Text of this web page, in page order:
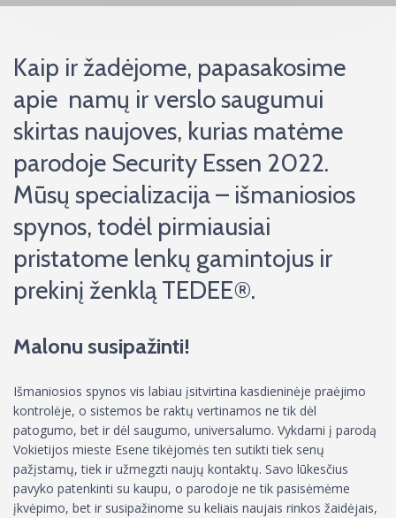
Kaip ir žadėjome, papasakosime
apie namų ir verslo saugumui
skirtas naujoves, kurias matėme
parodoje Security Essen 2022.
Mūsų specializacija – išmaniosios
spynos, todėl pirmiausiai
pristatome lenkų gamintojus ir
prekinį ženklą TEDEE®.
Malonu susipažinti!
Išmaniosios spynos vis labiau įsitvirtina kasdieninėje praėjimo
kontrolėje, o sistemos be raktų vertinamos ne tik dėl
patogumo, bet ir dėl saugumo, universalumo. Vykdami į parodą
Vokietijos mieste Esene tikėjomės ten sutikti tiek senų
pažįstamų, tiek ir užmegzti naujų kontaktų. Savo lūkesčius
pavyko patenkinti su kaupu, o parodoje ne tik pasisėmėme
įkvėpimo, bet ir susipažinome su keliais naujais rinkos žaidėjais,